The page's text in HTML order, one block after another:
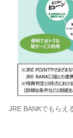
JRE BANKでもらえ